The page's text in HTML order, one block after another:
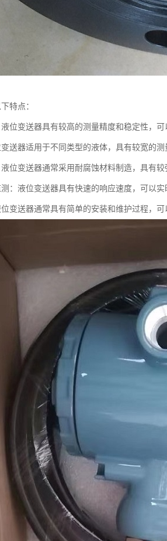
特点：
位变送器具有较高的测量精度和稳定性，
送器适用于不同类型的液体，具有较宽的
位变送器通常采用耐腐蚀材料制造，具有
：液位变送器具有快速的响应速度，可以
变送器通常具有简单的安装和维护过程，